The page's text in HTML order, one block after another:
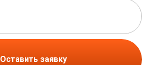
Оставить заявку